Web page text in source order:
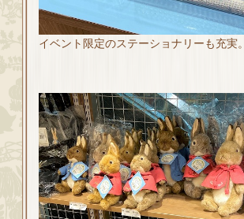
イベント限定のステーショナリーも充実。